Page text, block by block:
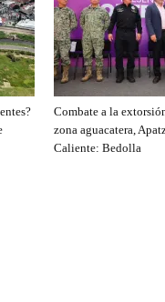
Combate a la
zona aguacatera,
Caliente: Bedolla